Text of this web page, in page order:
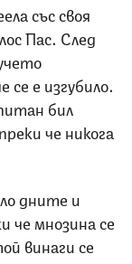
със своя
Пас. След
се е изгубило.
бил
че никога
дните и
че мнозина се
винаги се